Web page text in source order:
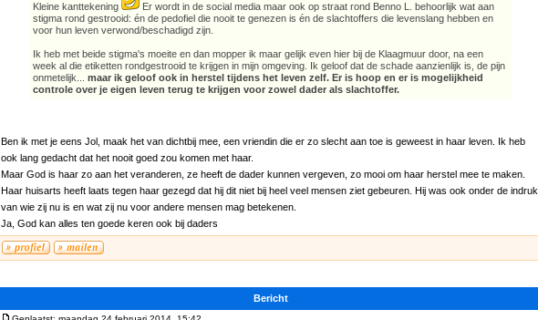
Kleine kanttekening
Er wordt in de social media maar ook op straat rond Benno L. behoorlijk wat aan
stigma rond gestrooid: én de pedofiel die nooit te genezen is én de slachtoffers die levenslang hebben en
voor hun leven verwond/beschadigd zijn.
Ik heb met beide stigma's moeite en dan mopper ik maar gelijk even hier bij de Klaagmuur door, na een
week al die etiketten rondgestrooid te krijgen in mijn omgeving. Ik geloof dat de schade aanzienlijk is, de pijn
onmetelijk...
maar ik geloof ook in herstel tijdens het leven zelf. Er is hoop en er is mogelijkheid
controle over je eigen leven terug te krijgen voor zowel dader als slachtoffer.
Ben ik met je eens Jol, maak het van dichtbij mee, een vriendin die er zo slecht aan toe is geweest in haar leven. Ik heb
ook lang gedacht dat het nooit goed zou komen met haar.
Maar God is haar zo aan het veranderen, ze heeft de dader kunnen vergeven, zo mooi om haar herstel mee te maken.
Haar huisarts heeft laats tegen haar gezegd dat hij dit niet bij heel veel mensen ziet gebeuren. Hij was ook onder de indruk
van wie zij nu is en wat zij nu voor andere mensen mag betekenen.
Ja, God kan alles ten goede keren ook bij daders
Bericht